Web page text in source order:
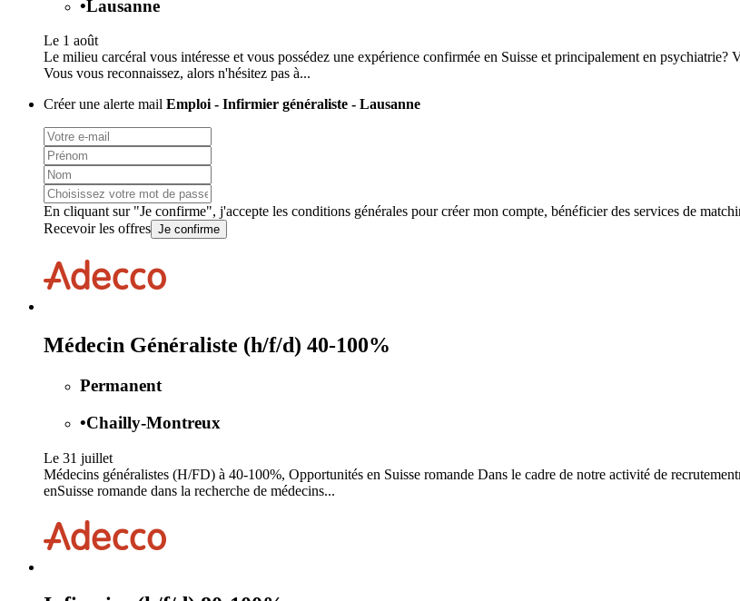
•Lausanne
Le 1 août
Le milieu carcéral vous intéresse et vous possédez une expérience confirmée en Suisse et principalement en psychiatrie?
Vous vous reconnaissez, alors n'hésitez pas à...
Créer une alerte mail Emploi - Infirmier généraliste - Lausanne
En cliquant sur "Je confirme", j'accepte les conditions générales pour créer mon compte, bénéficier des services de
Recevoir les offres Je confirme
Médecin Généraliste (h/f/d) 40-100%
Permanent
•Chailly-Montreux
Le 31 juillet
Médecins généralistes (H/FD) à 40-100%, Opportunités en Suisse romande Dans le cadre de notre activité de
enSuisse romande dans la recherche de médecins...